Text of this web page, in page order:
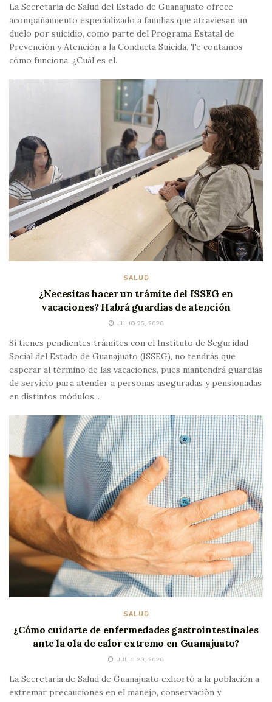
La Secretaría de Salud del Estado de Guanajuato ofrece
acompañamiento especializado a familias que atraviesan un
duelo por suicidio, como parte del Programa Estatal de
Prevención y Atención a la Conducta Suicida. Te contamos
cómo funciona. ¿Cuál es el...
SALUD
¿Necesitas hacer un trámite del ISSEG en
vacaciones? Habrá guardias de atención
JULIO 25, 2026
Si tienes pendientes trámites con el Instituto de Seguridad
Social del Estado de Guanajuato (ISSEG), no tendrás que
esperar al término de las vacaciones, pues mantendrá guardias
de servicio para atender a personas aseguradas y pensionadas
en distintos módulos...
SALUD
¿Cómo cuidarte de enfermedades gastrointestinales
ante la ola de calor extremo en Guanajuato?
JULIO 20, 2026
La Secretaría de Salud de Guanajuato exhortó a la población a
extremar precauciones en el manejo, conservación y